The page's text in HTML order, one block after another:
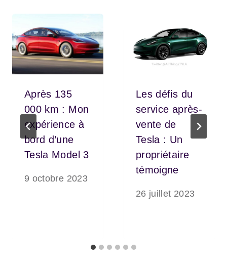
Après 135
000 km : Mon
expérience à
bord d’une
Tesla Model 3
9 octobre 2023
Les défis du
service après-
vente de
Tesla : Un
propriétaire
témoigne
26 juillet 2023